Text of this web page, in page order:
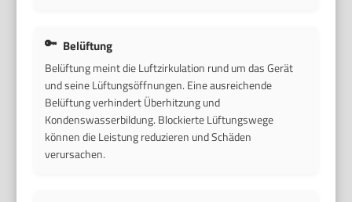
Belüftung
Belüftung meint die Luftzirkulation rund um das Gerät
und seine Lüftungsöffnungen. Eine ausreichende
Belüftung verhindert Überhitzung und
Kondenswasserbildung. Blockierte Lüftungswege
können die Leistung reduzieren und Schäden
verursachen.